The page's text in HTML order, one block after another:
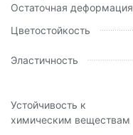
Остаточная деформация
Цветостойкость
Эластичность
Устойчивость к
химическим веществам